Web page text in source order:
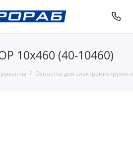
10х460 (40-10460)
Оснастка для